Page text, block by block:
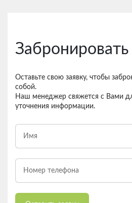
Забронировать
Оставьте свою заявку, чтобы
собой.
Наш менеджер свяжется с Вами
уточнения информации.